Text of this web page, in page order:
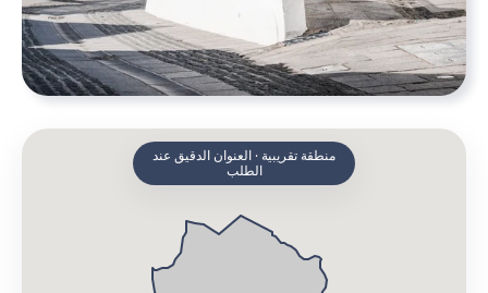
منطقة تقريبية · العنوان الدقيق عند
الطلب